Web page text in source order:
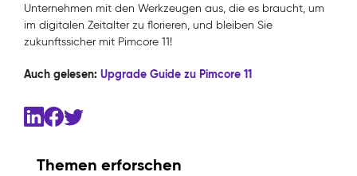
Themen erforschen
Unternehmen mit den Werkzeugen aus, die es braucht, um
im digitalen Zeitalter zu florieren, und bleiben Sie
zukunftssicher mit Pimcore 11!
Auch gelesen: Upgrade Guide zu Pimcore 11